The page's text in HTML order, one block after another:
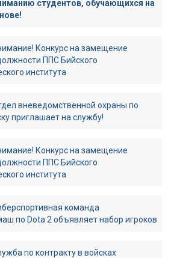
студентов, обучающихся на
Конкурс на замещение
ППС Бийского
института
вневедомственной охраны по
приглашает на службу!
Конкурс на замещение
ППС Бийского
института
команда
по Dota 2 объявляет набор игроков
по контракту в войсках